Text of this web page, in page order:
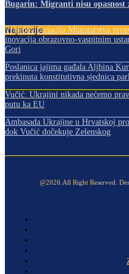
Bugarin: Migranti nisu opasnost
Najnovije
Vrijedna donacija Ministarstva
inovacija obrazovno-vaspitnim
Gori
Poslanica jajima gađala Aljbina
prekinuta konstitutivna sjednica
Vučić: Ukrajini nikada nećemo
putu ka EU
Ambasada Ukrajine u Hrvatskoj
dok Vučić dočekuje Zelenskog
@2026.All Right Reserved.